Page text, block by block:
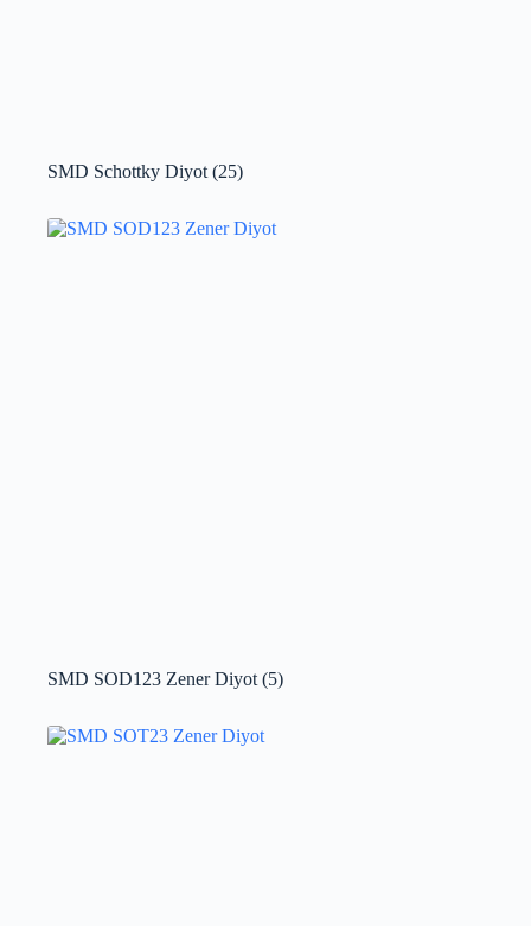
SMD Schottky Diyot (25)
SMD SOD123 Zener Diyot (5)